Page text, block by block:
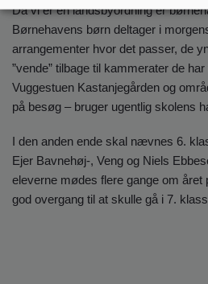
Da vi er en landsbyordning er
Børnehavens børn deltager i
arrangementer hvor det passer, de
”vende” tilbage til kammerater de
Vuggestuen Kastanjegården og
på besøg – bruger ugentlig skolens
I den anden ende skal nævnes 6.
Ejer Bavnehøj-, Veng og Niels
eleverne mødes flere gange om
god overgang til at skulle gå i 7.